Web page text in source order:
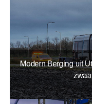
Modern Berging uit